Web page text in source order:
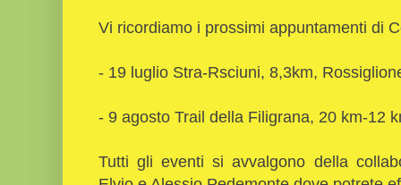
Vi ricordiamo i prossimi appuntamenti di
- 19 luglio Stra-Rsciuni, 8,3km,
- 9 agosto Trail della Filigrana, 20 km-12
Tutti gli eventi si avvalgono della